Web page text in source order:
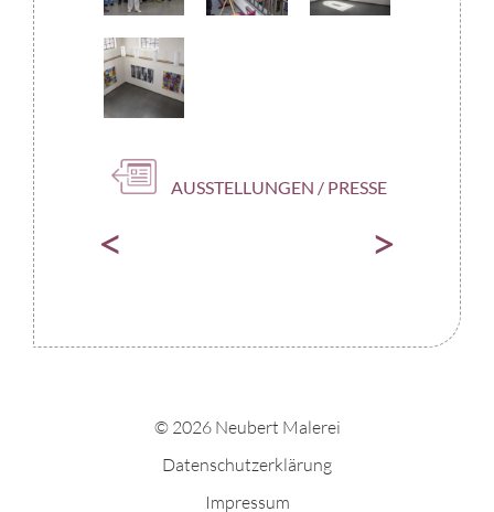
AUSSTELLUNGEN / PRESSE
>
<
© 2026 Neubert Malerei
Datenschutzerklärung
Impressum